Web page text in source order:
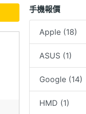
手機報價
Apple (18)
ASUS (1)
Google (14)
HMD (1)